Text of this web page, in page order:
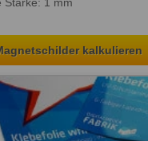
kalkulieren